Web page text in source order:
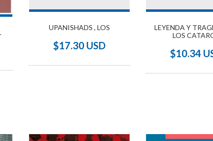
UPANISHADS , LOS
$17.30 USD
LEYENDA Y
LOS
$10.34